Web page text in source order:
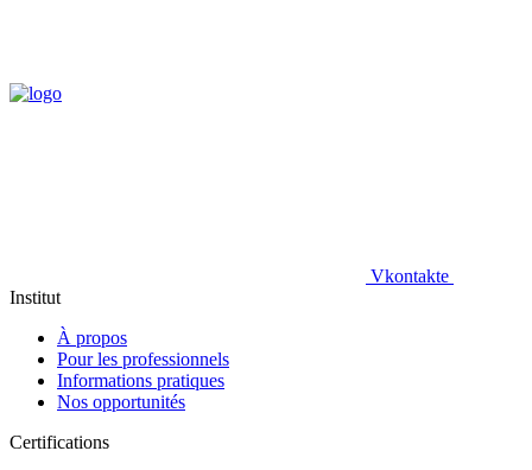
Vkontakte
Institut
À propos
Pour les professionnels
Informations pratiques
Nos opportunités
Certifications